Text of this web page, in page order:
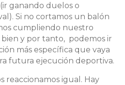
ganando duelos o
Si no cortamos un balón
cumpliendo nuestro
y por tanto, podemos ir
más específica que vaya
futura ejecución deportiva.
reaccionamos igual. Hay